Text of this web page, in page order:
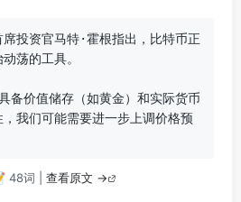
投资官马特·霍根指出，比特币正
荡的工具。
备价值储存（如黄金）和实际货币
，我们可能需要进一步上调价格预
48词 | 查看原文 →